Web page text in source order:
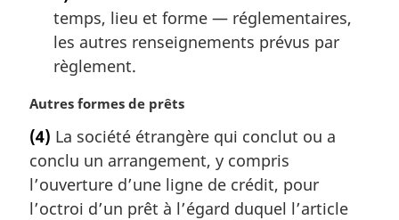
temps, lieu et forme — réglementaires,
les autres renseignements prévus par
règlement.
N
t
e
m
a
Autres formes de prêts
(4) La société étrangère qui conclut ou a
conclu un arrangement, y compris
l’ouverture d’une ligne de crédit, pour
l’octroi d’un prêt à l’égard duquel l’article